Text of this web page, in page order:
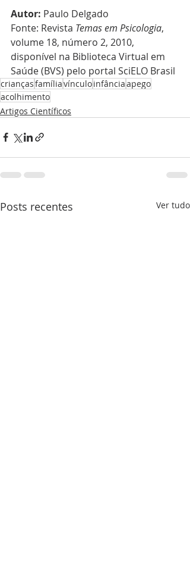
Autor: Paulo Delgado
Fonte: Revista Temas em Psicologia,
volume 18, número 2, 2010,
disponível na Biblioteca Virtual em
Saúde (BVS) pelo portal SciELO Brasil
criançasfamíliavínculoinfânciaapego
acolhimento
Artigos Científicos
Posts recentes Ver tudo